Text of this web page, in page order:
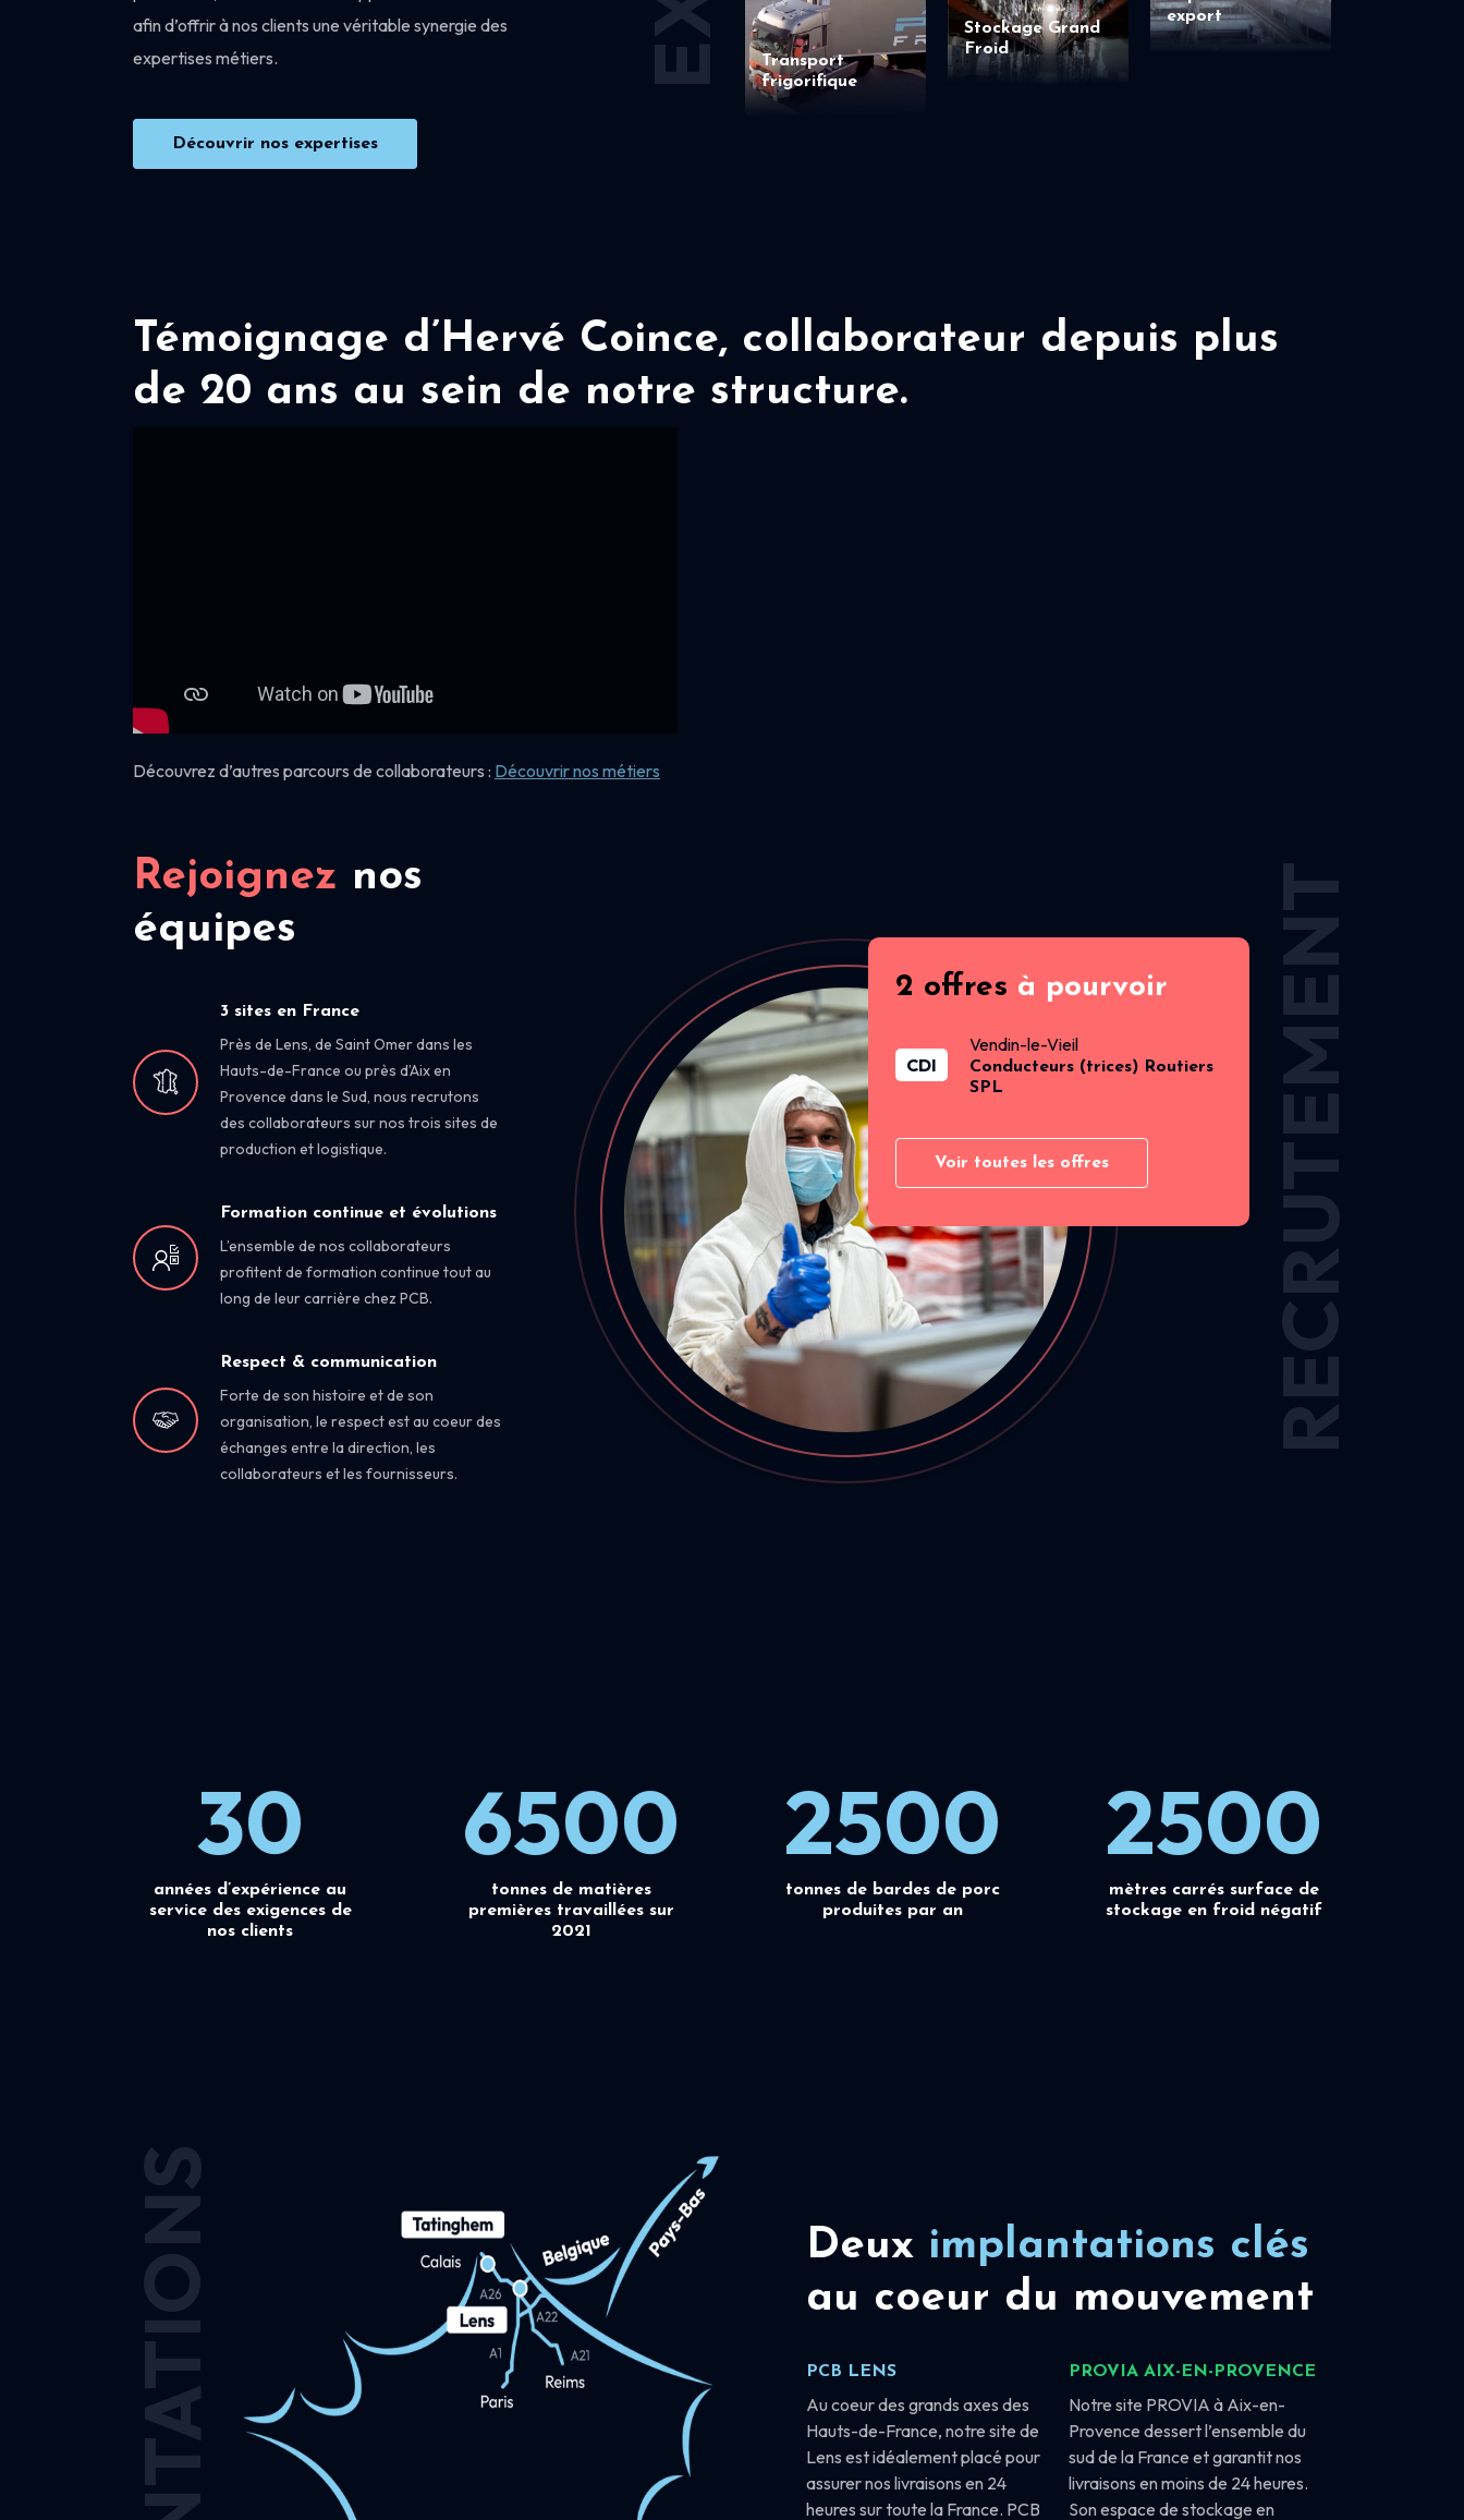
afin d’offrir à nos clients une véritable synergie des
expertises métiers.
Découvrir nos expertises
Transport
frigorifique
Stockage Grand
Froid
export
Témoignage d’Hervé Coince, collaborateur depuis plus
de 20 ans au sein de notre structure.
Découvrez d’autres parcours de collaborateurs : Découvrir nos métiers
Rejoignez nos
équipes
3 sites en France
Près de Lens, de Saint Omer dans les
Hauts-de-France ou près d’Aix en
Provence dans le Sud, nous recrutons
des collaborateurs sur nos trois sites de
production et logistique.
Formation continue et évolutions
L’ensemble de nos collaborateurs
profitent de formation continue tout au
long de leur carrière chez PCB.
Respect & communication
Forte de son histoire et de son
organisation, le respect est au coeur des
échanges entre la direction, les
collaborateurs et les fournisseurs.
2 offres à pourvoir
CDI
Vendin-le-Vieil
Conducteurs (trices) Routiers
SPL
Voir toutes les offres RECRUTEMENT
30
années d’expérience au
service des exigences de
nos clients
6500
tonnes de matières
premières travaillées sur
2021
2500
tonnes de bardes de porc
produites par an
2500
mètres carrés surface de
stockage en froid négatif
Deux implantations clés
au coeur du mouvement
PCB LENS
Au coeur des grands axes des
Hauts-de-France, notre site de
Lens est idéalement placé pour
assurer nos livraisons en 24
heures sur toute la France. PCB
PROVIA AIX-EN-PROVENCE
Notre site PROVIA à Aix-en-
Provence dessert l’ensemble du
sud de la France et garantit nos
livraisons en moins de 24 heures.
Son espace de stockage en